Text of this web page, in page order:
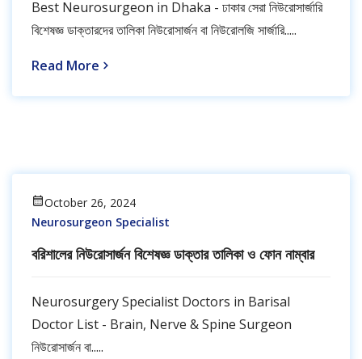
Best Neurosurgeon in Dhaka - ঢাকার সেরা নিউরোসার্জারি
বিশেষজ্ঞ ডাক্তারদের তালিকা নিউরোসার্জন বা নিউরোলজি সার্জারি.....
Read More
October 26, 2024
Neurosurgeon Specialist
বরিশালের নিউরোসার্জন বিশেষজ্ঞ ডাক্তার তালিকা ও ফোন নাম্বার
Neurosurgery Specialist Doctors in Barisal
Doctor List - Brain, Nerve & Spine Surgeon
নিউরোসার্জন বা.....